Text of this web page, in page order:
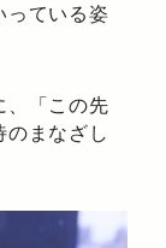
っている姿
、「この先
のまなざし